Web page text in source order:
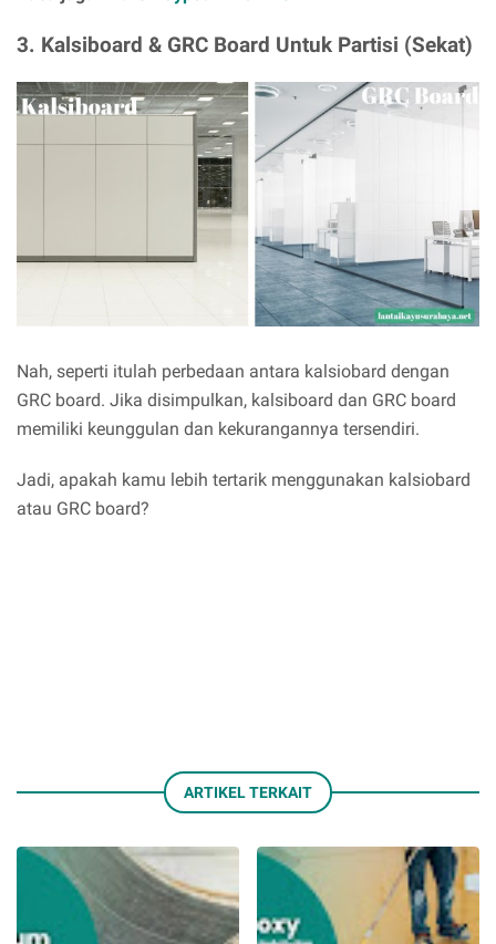
3. Kalsiboard & GRC Board Untuk Partisi (Sekat)
Nah, seperti itulah perbedaan antara kalsiobard dengan
GRC board. Jika disimpulkan, kalsiboard dan GRC board
memiliki keunggulan dan kekurangannya tersendiri.
Jadi, apakah kamu lebih tertarik menggunakan kalsiobard
atau GRC board?
ARTIKEL TERKAIT